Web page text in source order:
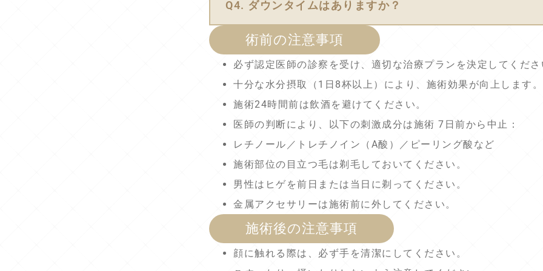
Q4. ダウンタイムはありますか？
術前の注意事項
必ず認定医師の診察を受け、適切な治療プランを決定してくだ
十分な水分摂取（1日8杯以上）により、施術効果が向上します。
施術24時間前は飲酒を避けてください。
医師の判断により、以下の刺激成分は施術 7日前から中止：
レチノール／トレチノイン（A酸）／ピーリング酸など
施術部位の目立つ毛は剃毛しておいてください。
男性はヒゲを前日または当日に剃ってください。
金属アクセサリーは施術前に外してください。
施術後の注意事項
顔に触れる際は、必ず手を清潔にしてください。